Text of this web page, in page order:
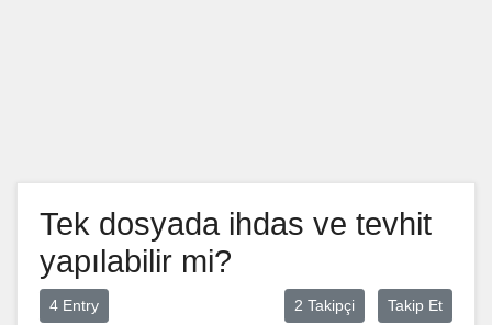
Tek dosyada ihdas ve tevhit
yapılabilir mi?
2 Takipçi Takip Et
4 Entry